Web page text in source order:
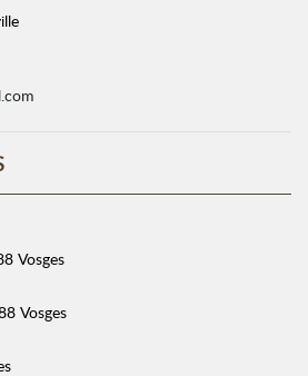
Vosges
Vosges